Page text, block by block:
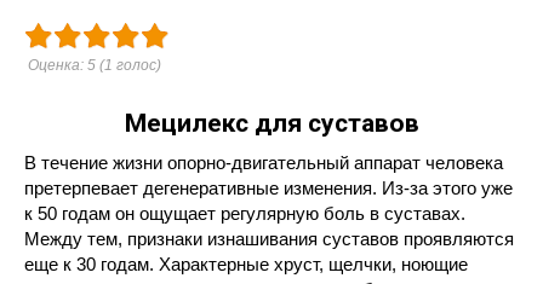
Оценка: 5 (1 голос)
Мецилекс для суставов
В течение жизни опорно-двигательный аппарат человека
претерпевает дегенеративные изменения. Из-за этого уже
к 50 годам он ощущает регулярную боль в суставах.
Между тем, признаки изнашивания суставов проявляются
еще к 30 годам. Характерные хруст, щелчки, ноющие